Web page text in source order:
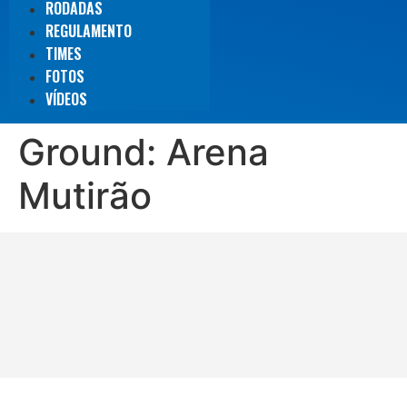
RODADAS
REGULAMENTO
TIMES
FOTOS
VÍDEOS
Ground: Arena
Mutirão